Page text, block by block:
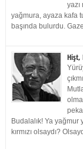
yağmura, ayaza kafa
başında bulurdu.
Hişt,
Budalalık! Ya yağmur
kırmızı olsaydı?